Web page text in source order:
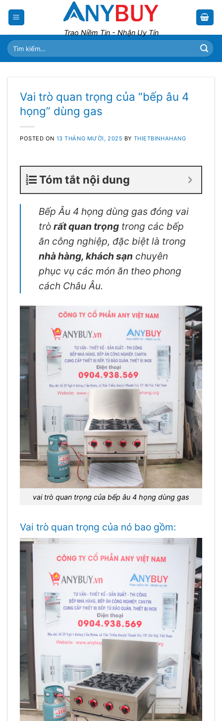
Trao Niềm Tin - Nhận Uy Tín
Tìm
kiếm:
Vai trò quan trọng của “bếp âu 4
họng” dùng gas
POSTED ON 13 THÁNG MƯỜI, 2025 BY THIETBINHAHANG
Tóm tắt nội dung
Bếp Âu 4 họng dùng gas đóng vai
trò rất quan trọng trong các bếp
ăn công nghiệp, đặc biệt là trong
nhà hàng, khách sạn chuyên
phục vụ các món ăn theo phong
cách Châu Âu.
vai trò quan trọng của bếp âu 4 họng dùng gas
Vai trò quan trọng của nó bao gồm: